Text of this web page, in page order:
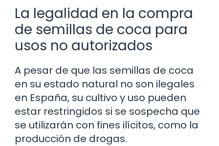
La legalidad en la compra
de semillas de coca para
usos no autorizados
A pesar de que las semillas de coca
en su estado natural no son ilegales
en España, su cultivo y uso pueden
estar restringidos si se sospecha que
se utilizarán con fines ilícitos, como la
producción de drogas.